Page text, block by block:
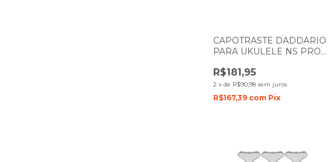
CAPOTRASTE DADDARIO
PARA UKULELE NS PRO
R$181,95
2 xde R$90,98 sem juros
R$167,39 com Pix